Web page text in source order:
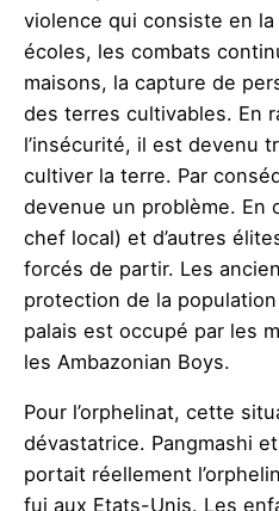
violence qui consiste en
écoles, les combats
maisons, la capture de
des terres cultivables. En
l’insécurité, il est devenu
cultiver la terre. Par
devenue un problème. En
chef local) et d’autres
forcés de partir. Les
protection de la
palais est occupé par les
les Ambazonian Boys.
Pour l’orphelinat, cette
dévastatrice. Pangmashi
portait réellement
fui aux Etats-Unis. Les